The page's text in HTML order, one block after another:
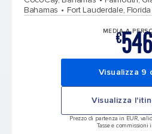
Bahamas
Fort Lauderdale, Florida
MEDIA A
€
Visualizza 9
Visualizza
Prezzo di partenza in EUR,
Tasse e commissioni